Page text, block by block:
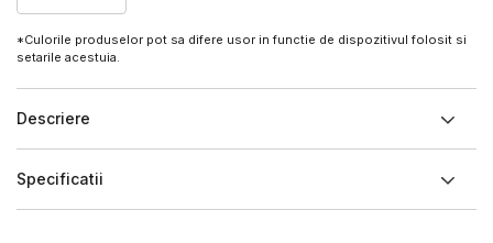
*Culorile produselor pot sa difere usor in functie de dispozitivul folosit si
setarile acestuia.
Descriere
Specificatii